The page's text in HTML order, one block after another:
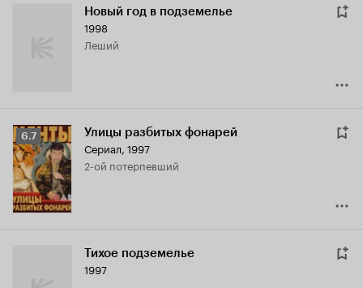
Новый год в подземелье
1998
Леший
Рейтинг
Кинопоиска
6.7
6.7 Улицы разбитых фонарей
Сериал, 1997
2-ой потерпевший
Тихое подземелье
1997